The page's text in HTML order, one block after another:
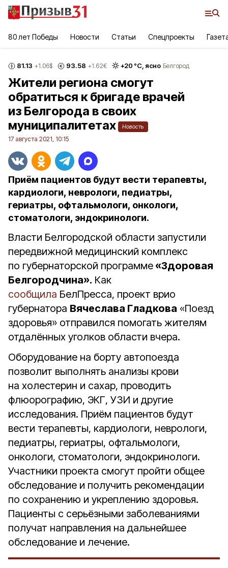
80 лет Победы Новости Статьи Спецпроекты
81.13 +1.06$ 93.58 +1.62€ +20 °С, ясно Белгород
Жители региона смогут
обратиться к бригаде врачей
из Белгорода в своих
муниципалитетах
Новость
17 августа 2021, 10:15
Приём пациентов будут вести терапевты,
кардиологи, неврологи, педиатры,
гериатры, офтальмологи, онкологи,
стоматологи, эндокринологи.
Власти Белгородской области запустили
передвижной медицинский комплекс
по губернаторской программе «Здоровая
Белгородчина». Как
сообщила БелПресса, проект врио
губернатора Вячеслава Гладкова «Поезд
здоровья» отправился помогать жителям
отдалённых уголков области вчера.
Оборудование на борту автопоезда
позволит выполнять анализы крови
на холестерин и сахар, проводить
флюорографию, ЭКГ, УЗИ и другие
исследования. Приём пациентов будут
вести терапевты, кардиологи, неврологи,
педиатры, гериатры, офтальмологи,
онкологи, стоматологи, эндокринологи.
Участники проекта смогут пройти общее
обследование и получить рекомендации
по сохранению и укреплению здоровья.
Пациенты с серьёзными заболеваниями
получат направления на дальнейшее
обследование и лечение.